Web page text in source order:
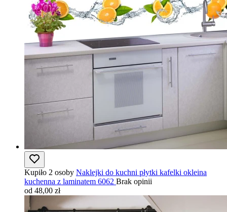
Kupiło 2 osoby Naklejki do kuchni płytki kafelki okleina
kuchenna z laminatem 6062 Brak opinii
od 48,00 zł